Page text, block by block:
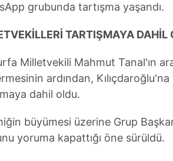
grubunda tartışma yaşandı.
TARTIŞMAYA DAHİL
Milletvekili Mahmut Tanal'ın
ardından,
dahil oldu.
büyümesi üzerine Grup
yoruma kapattığı öne sürüldü.